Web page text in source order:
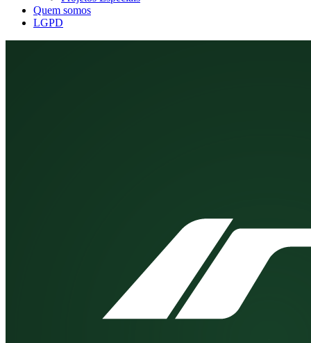
Quem somos
LGPD